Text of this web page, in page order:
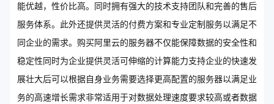
能优越，性价比高。同时拥有强大的技术支持团队和完善的售后
服务体系。此外还提供灵活的付费方案和专业定制服务以满足不
同企业的需求。购买阿里云的服务器不仅能保障数据的安全性和
稳定性同时为企业提供灵活可伸缩的计算能力支持企业的快速发
展壮大后可以根据自身业务需要选择更高配置的服务器以满足业
务的高速增长需求非常适用于对数据处理速度要求较高或者数据